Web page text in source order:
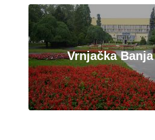
Vrnjačka Banja